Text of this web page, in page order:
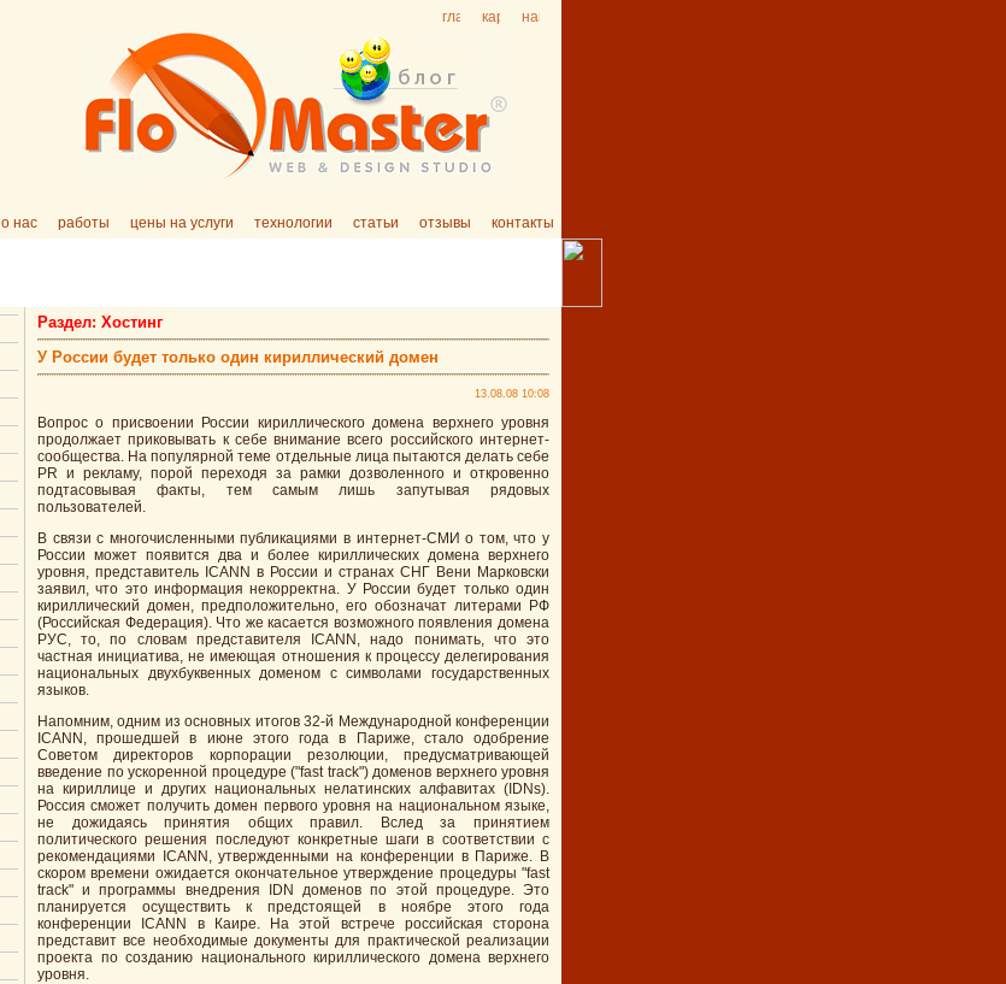
о нас работы цены на услуги технологии статьи отзывы контакты
Раздел: Хостинг
У России будет только один кириллический домен
13.08.08 10:08
Вопрос о присвоении России кириллического домена верхнего уровня
продолжает приковывать к себе внимание всего российского интернет-
сообщества. На популярной теме отдельные лица пытаются делать себе
PR и рекламу, порой переходя за рамки дозволенного и откровенно
подтасовывая факты, тем самым лишь запутывая рядовых
пользователей.
В связи с многочисленными публикациями в интернет-СМИ о том, что у
России может появится два и более кириллических домена верхнего
уровня, представитель ICANN в России и странах СНГ Вени Марковски
заявил, что это информация некорректна. У России будет только один
кириллический домен, предположительно, его обозначат литерами РФ
(Российская Федерация). Что же касается возможного появления домена
РУС, то, по словам представителя ICANN, надо понимать, что это
частная инициатива, не имеющая отношения к процессу делегирования
национальных двухбуквенных доменом с символами государственных
языков.
Напомним, одним из основных итогов 32-й Международной конференции
ICANN, прошедшей в июне этого года в Париже, стало одобрение
Советом директоров корпорации резолюции, предусматривающей
введение по ускоренной процедуре ("fast track") доменов верхнего уровня
на кириллице и других национальных нелатинских алфавитах (IDNs).
Россия сможет получить домен первого уровня на национальном языке,
не дожидаясь принятия общих правил. Вслед за принятием
политического решения последуют конкретные шаги в соответствии с
рекомендациями ICANN, утвержденными на конференции в Париже. В
скором времени ожидается окончательное утверждение процедуры "fast
track" и программы внедрения IDN доменов по этой процедуре. Это
планируется осуществить к предстоящей в ноябре этого года
конференции ICANN в Каире. На этой встрече российская сторона
представит все необходимые документы для практической реализации
проекта по созданию национального кириллического домена верхнего
уровня.